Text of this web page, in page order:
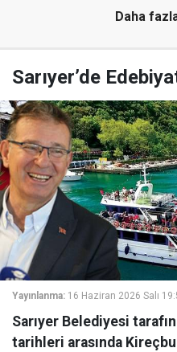
Daha
Sarıyer’de
Yayınlanma: 16 Haziran 2026 Salı
Sarıyer Belediyesi
tarihleri arasında